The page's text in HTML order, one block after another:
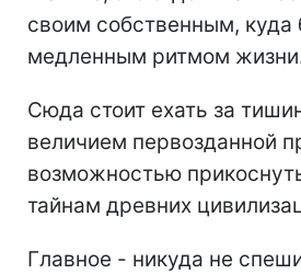
своим собственным, куда
медленным ритмом
Сюда стоит ехать за
величием первозданной
возможностью
тайнам древних
Главное - никуда не